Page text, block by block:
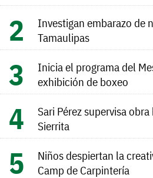
Investigan embarazo de
Tamaulipas
Inicia el programa del
exhibición de boxeo
Sari Pérez supervisa
Sierrita
Niños despiertan la
Camp de Carpintería